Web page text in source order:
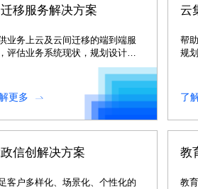
移服务解决方案
业务上云及云间迁移的端到端服
评估业务系统现状，规划设计迁
更多
云
帮
规
了
信创解决方案
客户多样化、场景化、个性化的
教
教